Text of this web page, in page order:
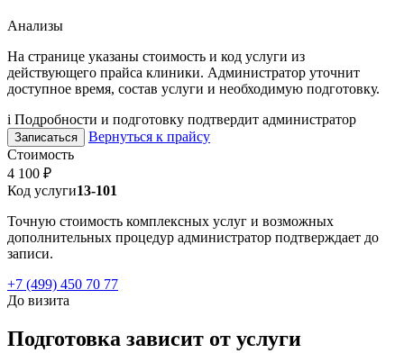
Анализы
На странице указаны стоимость и код услуги из
действующего прайса клиники. Администратор уточнит
доступное время, состав услуги и необходимую подготовку.
i Подробности и подготовку подтвердит администратор
Записаться
Вернуться к прайсу
Стоимость
4 100 ₽
Код услуги13-101
Точную стоимость комплексных услуг и возможных
дополнительных процедур администратор подтверждает до
записи.
+7 (499) 450 70 77
До визита
Подготовка зависит от услуги